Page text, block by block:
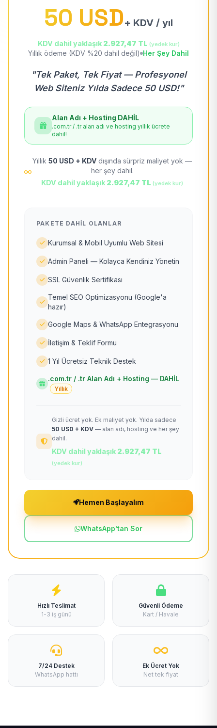
50 USD+ KDV / yıl
KDV dahil yaklaşık 2.927,47 TL (yedek kur)
Yıllık ödeme (KDV %20 dahil değil) Her Şey Dahil
"Tek Paket, Tek Fiyat — Profesyonel
Web Siteniz Yılda Sadece 50 USD!"
Alan Adı + Hosting DAHİL
.com.tr / .tr alan adı ve hosting yıllık ücrete
dahil!
Yıllık 50 USD + KDV dışında sürpriz maliyet yok —
her şey dahil.
KDV dahil yaklaşık 2.927,47 TL (yedek kur)
PAKETE DAHIL OLANLAR
Kurumsal & Mobil Uyumlu Web Sitesi
Admin Paneli — Kolayca Kendiniz Yönetin
SSL Güvenlik Sertifikası
Temel SEO Optimizasyonu (Google'a
hazır)
Google Maps & WhatsApp Entegrasyonu
İletişim & Teklif Formu
1 Yıl Ücretsiz Teknik Destek
.com.tr / .tr Alan Adı + Hosting — DAHİL
Yıllık
Gizli ücret yok. Ek maliyet yok. Yılda sadece
50 USD + KDV — alan adı, hosting ve her şey
dahil.
KDV dahil yaklaşık 2.927,47 TL
(yedek kur)
Hemen Başlayalım
WhatsApp'tan Sor
Hızlı Teslimat
1-3 iş günü
Güvenli Ödeme
Kart / Havale
7/24 Destek
WhatsApp hattı
Ek Ücret Yok
Net tek fiyat